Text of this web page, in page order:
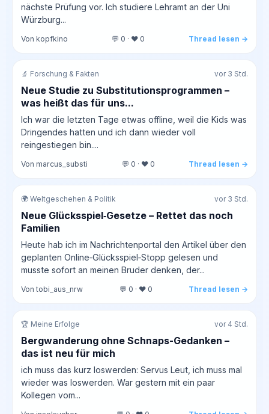
nächste Prüfung vor. Ich studiere Lehramt an der Uni
Würzburg...
Von kopfkino 💬 0 · ❤️ 0 Thread lesen →
🔬 Forschung & Fakten vor 3 Std.
Neue Studie zu Substitutionsprogrammen –
was heißt das für uns...
Ich war die letzten Tage etwas offline, weil die Kids was
Dringendes hatten und ich dann wieder voll
reingestiegen bin....
Von marcus_substi 💬 0 · ❤️ 0 Thread lesen →
🌍 Weltgeschehen & Politik vor 3 Std.
Neue Glücksspiel‑Gesetze – Rettet das noch
Familien
Heute hab ich im Nachrichtenportal den Artikel über den
geplanten Online‑Glücksspiel‑Stopp gelesen und
musste sofort an meinen Bruder denken, der...
Von tobi_aus_nrw 💬 0 · ❤️ 0 Thread lesen →
🏆 Meine Erfolge vor 4 Std.
Bergwanderung ohne Schnaps-Gedanken –
das ist neu für mich
ich muss das kurz loswerden: Servus Leut, ich muss mal
wieder was loswerden. War gestern mit ein paar
Kollegen vom...